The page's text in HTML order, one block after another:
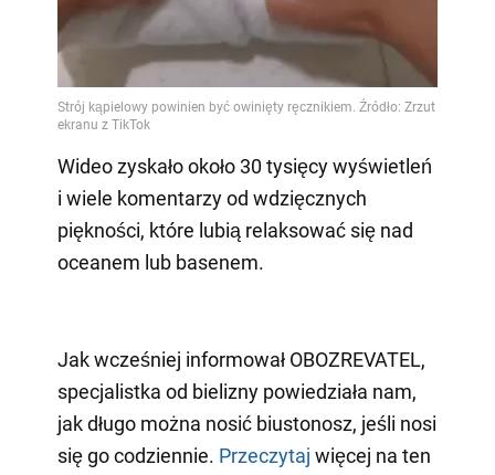
Wideo zyskało około 30 tysięcy wyświetleń
i wiele komentarzy od wdzięcznych
piękności, które lubią relaksować się nad
oceanem lub basenem.
Jak wcześniej informował OBOZREVATEL,
specjalistka od bielizny powiedziała nam,
jak długo można nosić biustonosz, jeśli nosi
się go codziennie. Przeczytaj więcej na ten